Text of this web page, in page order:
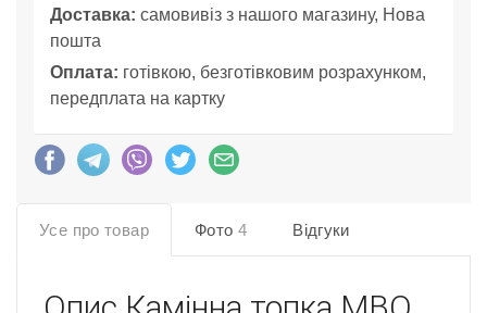
Доставка: самовивіз з нашого магазину, Нова
пошта
Оплата: готівкою, безготівковим розрахунком,
передплата на картку
Усе про товар Фото 4 Відгуки